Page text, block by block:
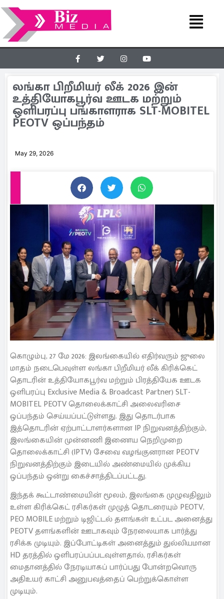
லங்கா பிறீமியர் லீக் 2026 இன்
உத்தியோகபூர்வ ஊடக மற்றும்
ஒளிபரப்பு பங்காளராக SLT-MOBITEL
PEOTV ஒப்பந்தம்
May 29, 2026
கொழும்பு, 27 மே 2026: இலங்கையில் எதிர்வரும் ஜுலை
மாதம் நடைபெவுள்ள லங்கா பிறீமியர் லீக் கிரிக்கெட்
தொடரின் உத்தியோகபூர்வ மற்றும் பிரத்தியேக ஊடக
ஒளிபரப்பு Exclusive Media & Broadcast Partner) SLT-
MOBITEL PEOTV தொலைக்காட்சி அலைவரிசை
ஒப்பந்தம் செய்யப்பட்டுள்ளது. இது தொடர்பாக
இத்தொடரின் ஏற்பாட்டாளர்களான IP நிறுவனத்திற்கும்,
இலங்கையின் முன்னணி இணைய நெறிமுறை
தொலைக்காட்சி (IPTV) சேவை வழங்குனரான PEOTV
நிறுவனத்திற்கும் இடையில் அண்மையில் முக்கிய
ஒப்பந்தம் ஒன்று கைச்சாத்திடப்பட்டது.
இந்தக் கூட்டாண்மையின் மூலம், இலங்கை முழுவதிலும்
உள்ள கிரிக்கெட் ரசிகர்கள் முழுத் தொடரையும் PEOTV,
PEO MOBILE மற்றும் டிஜிட்டல் தளங்கள் உட்பட அனைத்து
PEOTV தளங்களின் ஊடாகவும் நேரலையாக பார்த்து
ரசிக்க முடியும். இப்போட்டிகள் அனைத்தும் துல்லியமான
HD தரத்தில் ஒளிபரப்பப்படவுள்ளதால், ரசிகர்கள்
மைதானத்தில் நேரடியாகப் பார்ப்பது போன்றவொரு
அதிஉயர் காட்சி அனுபவத்தைப் பெற்றுக்கொள்ள
முடியும்.